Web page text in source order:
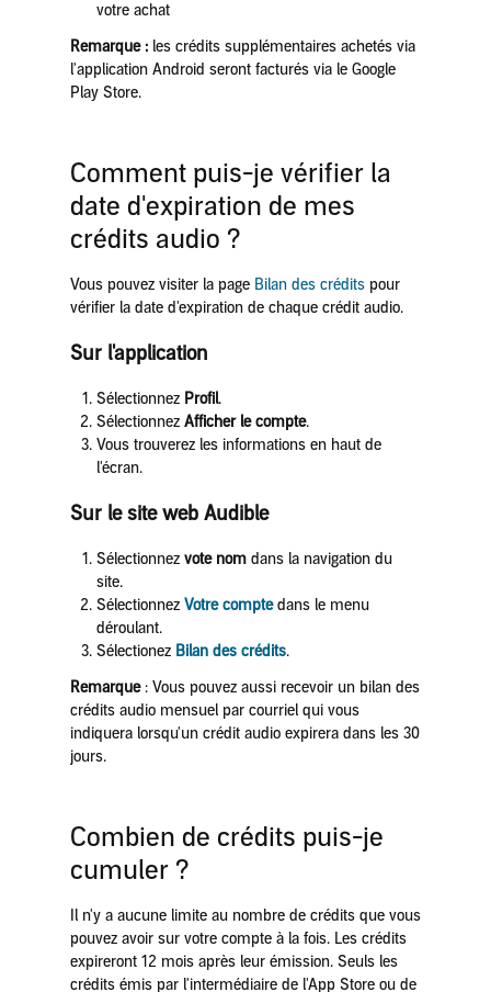
votre achat
Remarque :les crédits supplémentaires achetés via
l'application Android seront facturés via le Google
Play Store.
Comment puis-je vérifier la
date d'expiration de mes
crédits audio ?
Vous pouvez visiter la page Bilan des créditspour
vérifier la date d'expiration de chaque crédit audio.
Sur l'application
Sélectionnez Profil.
Sélectionnez Afficher le compte.
Vous trouverez les informations en haut de
l'écran.
Sur le site web Audible
Sélectionnez vote nomdans la navigation du
site.
Sélectionnez Votre comptedans le menu
déroulant.
Sélectionez Bilan des crédits.
Remarque: Vous pouvez aussi recevoir un bilan des
crédits audio mensuel par courriel qui vous
indiquera lorsqu'un crédit audio expirera dans les 30
jours.
Combien de crédits puis-je
cumuler ?
Il n'y a aucune limite au nombre de crédits que vous
pouvez avoir sur votre compte à la fois. Les crédits
expireront 12 mois après leur émission. Seuls les
crédits émis par l'intermédiaire de l'App Store ou de